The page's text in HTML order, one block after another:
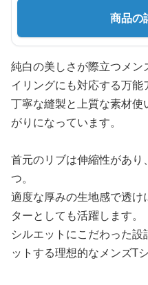
商品の
純白の美しさが際立つメン
イリングにも対応する万能
丁寧な縫製と上質な素材
がりになっています。
首元のリブは伸縮性があ
つ。
適度な厚みの生地感で透
ターとしても活躍します。
シルエットにこだわった
ットする理想的なメンズT